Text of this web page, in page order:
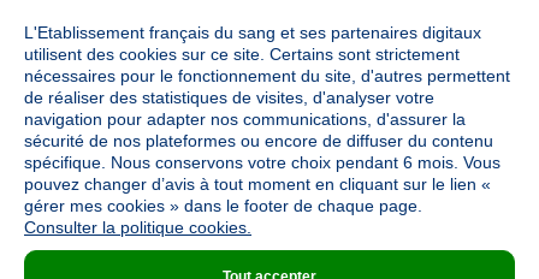
Informations légales
Utiles
À découvrir
L'Etablissement français du sang et ses partenaires digitaux
utilisent des cookies sur ce site. Certains sont strictement
nécessaires pour le fonctionnement du site, d'autres permettent
de réaliser des statistiques de visites, d'analyser votre
navigation pour adapter nos communications, d'assurer la
sécurité de nos plateformes ou encore de diffuser du contenu
spécifique. Nous conservons votre choix pendant 6 mois. Vous
pouvez changer d’avis à tout moment en cliquant sur le lien «
gérer mes cookies » dans le footer de chaque page.
Consulter la politique cookies.